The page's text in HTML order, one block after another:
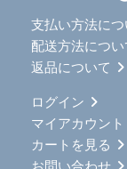
支払い方法につ
配送方法につい
返品について
ログイン
マイアカウント
カートを見る